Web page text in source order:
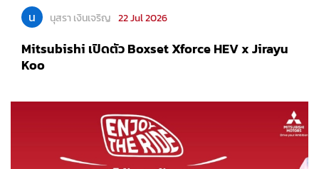
น นุสรา เงินเจริญ 22 Jul 2026
Mitsubishi เปิดตัว Boxset Xforce HEV x Jirayu
Koo